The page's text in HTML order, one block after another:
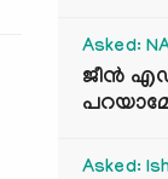
Asked:
ജീൻ
Asked: